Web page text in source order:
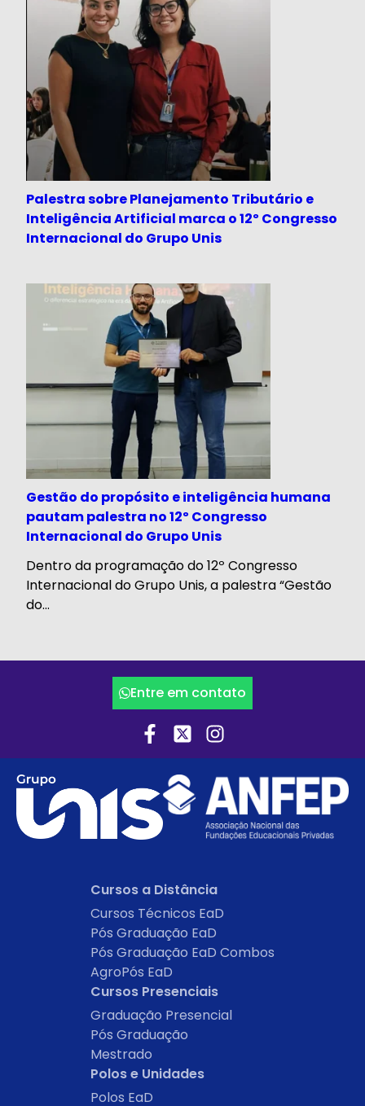
Palestra sobre Planejamento Tributário e
Inteligência Artificial marca o 12º Congresso
Internacional do Grupo Unis
Gestão do propósito e inteligência humana
pautam palestra no 12º Congresso
Internacional do Grupo Unis
Dentro da programação do 12º Congresso
Internacional do Grupo Unis, a palestra “Gestão
do...
Entre em contato
Cursos a Distância
Cursos Técnicos EaD
Pós Graduação EaD
Pós Graduação EaD Combos
AgroPós EaD
Cursos Presenciais
Graduação Presencial
Pós Graduação
Mestrado
Polos e Unidades
Polos EaD